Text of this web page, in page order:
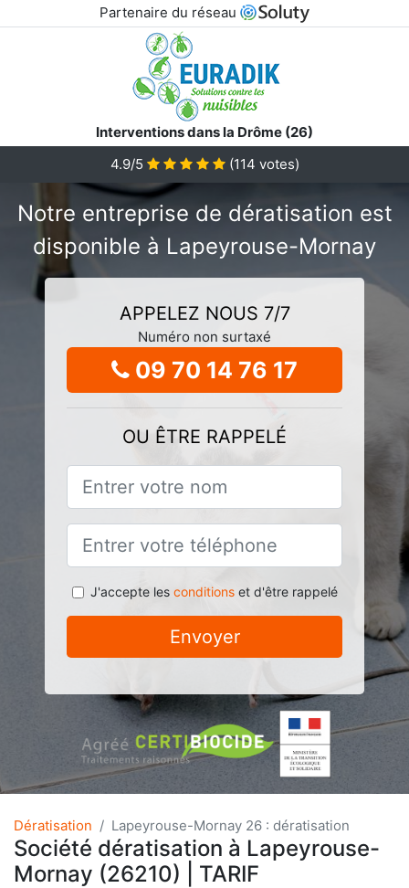
Partenaire du réseau
Interventions dans la Drôme (26)
4.9/5
(114 votes)
Notre entreprise de dératisation est
disponible à Lapeyrouse-Mornay
APPELEZ NOUS 7/7
Numéro non surtaxé
09 70 14 76 17
OU ÊTRE RAPPELÉ
J'accepte les conditionset d'être rappelé
Envoyer
Dératisation Lapeyrouse-Mornay 26 : dératisation
Société dératisation à Lapeyrouse-
Mornay (26210) | TARIF